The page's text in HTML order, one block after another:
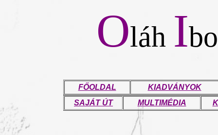
Oláh I
FŐOLDAL
KIADVÁNYOK
SAJÁT ÚT
MULTIMÉDIA